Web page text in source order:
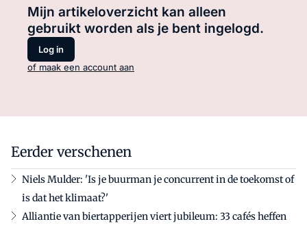
Mijn artikeloverzicht kan alleen
gebruikt worden als je bent ingelogd.
Log in
of maak een account aan
Eerder verschenen
Niels Mulder: 'Is je buurman je concurrent in de toekomst of
is dat het klimaat?'
Alliantie van biertapperijen viert jubileum: 33 cafés heffen